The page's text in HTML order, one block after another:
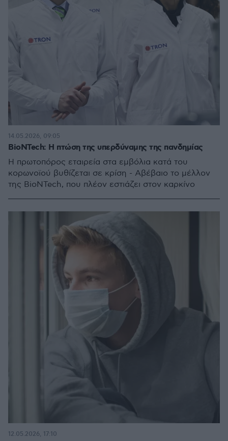
BioNTech: Η πτώση της υπερδύναμης της πανδημίας
Η πρωτοπόρος εταιρεία στα εμβόλια κατά του
κορωνοϊού βυθίζεται σε κρίση - Αβέβαιο το μέλλον
της BioNTech, που πλέον εστιάζει στον καρκίνο
14.05.2026, 09:05
12.05.2026, 17:10